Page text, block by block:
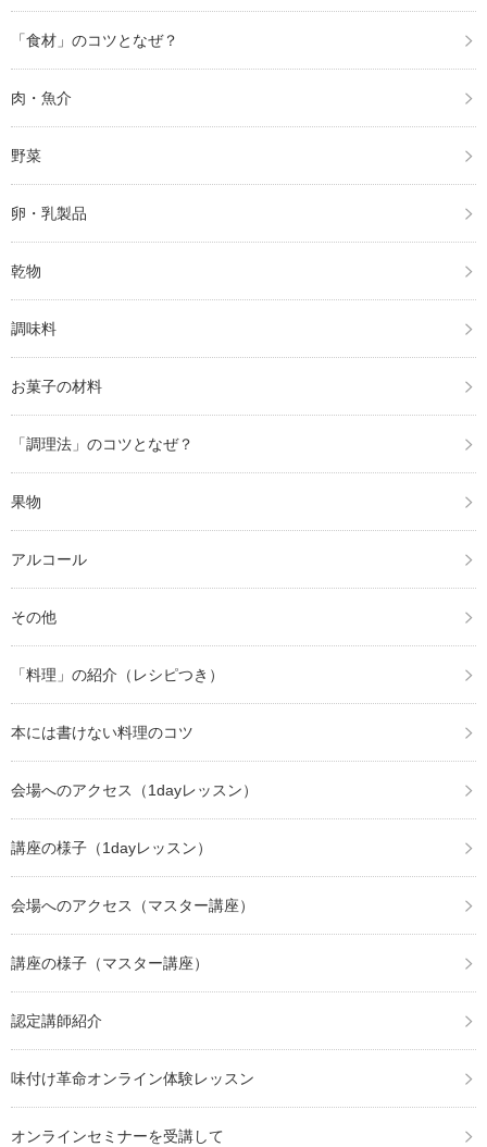
「食材」のコツとなぜ？
肉・魚介
野菜
卵・乳製品
乾物
調味料
お菓子の材料
「調理法」のコツとなぜ？
果物
アルコール
その他
「料理」の紹介（レシピつき）
本には書けない料理のコツ
会場へのアクセス（1dayレッスン）
講座の様子（1dayレッスン）
会場へのアクセス（マスター講座）
講座の様子（マスター講座）
認定講師紹介
味付け革命オンライン体験レッスン
オンラインセミナーを受講して